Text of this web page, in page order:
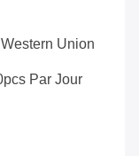
Western Union
Par Jour